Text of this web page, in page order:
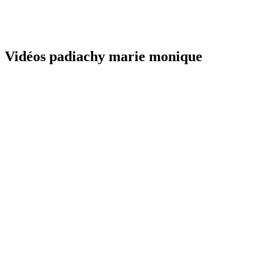
Vidéos padiachy marie monique